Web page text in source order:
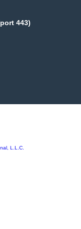
443)
L.L.C.